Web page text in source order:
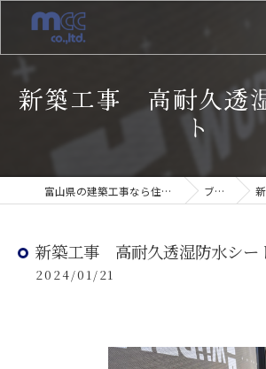
新築工事 高耐久透
ト
富山県の建築工事なら住建みやざき ブログ 新
新築工事 高耐久透湿防水シー
2024/01/21